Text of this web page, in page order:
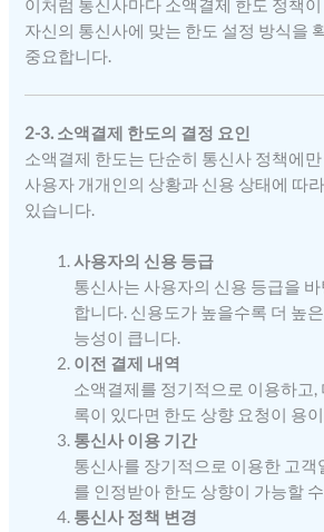
이처럼 통신사마다 소액결제 한도 정책
자신의 통신사에 맞는 한도 설정 방식을
중요합니다.
2-3. 소액결제 한도의 결정 요인
소액결제 한도는 단순히 통신사 정책에
사용자 개개인의 상황과 신용 상태에 따
있습니다.
사용자의 신용 등급
통신사는 사용자의 신용 등급을
합니다. 신용도가 높을수록 더 높
능성이 큽니다.
이전 결제 내역
소액결제를 정기적으로 이용하고,
록이 있다면 한도 상향 요청이 용
통신사 이용 기간
통신사를 장기적으로 이용한 고객
를 인정받아 한도 상향이 가능할
통신사 정책 변경